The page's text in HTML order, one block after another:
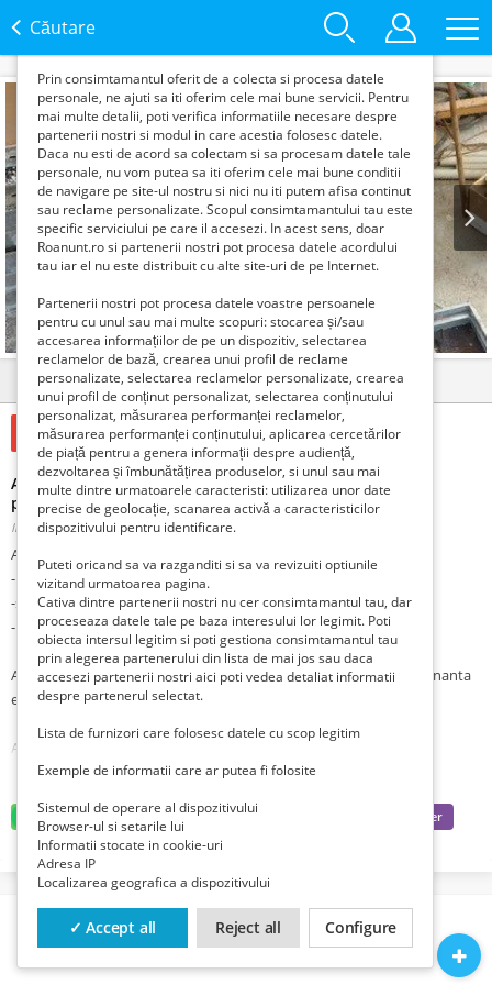
Căutare
Prev Next
1de3
Detalii Contact
11 Lei
Angajam lacatusi mecanici, sudori mig-mag si vig , soferi
profesionisti categoriile C si E.
Ilfov, Mogosoaia, Publicat 4 zile în urmă
Angajam lacatus mecanic
- disciplinat
-seriozitate si atentie deosebita la detalii
-persoana dinamica , activa cu initiativa
Angajam sudori mig-mag si vig pentru confectii metalice si mentenanta
echipamente industriale.
Angajez soferi profesionisti categoriile C, E ,cu experienta .
de tel 0730.023.999
Adresa: Sos. Bucuresti- Targoviste, nr. 201, Mogosoaia, Jud. Ilfov
date sunt folosite pentru analizarea traffic-ului pe site-ul
Prin consimtamantul oferit de a colecta si procesa datele
personale, ne ajuti sa iti oferim cele mai bune servicii. Pentru
mai multe detalii, poti verifica informatiile necesare despre
partenerii nostri si modul in care acestia folosesc datele.
Daca nu esti de acord sa colectam si sa procesam datele tale
personale, nu vom putea sa iti oferim cele mai bune conditii
de navigare pe site-ul nostru si nici nu iti putem afisa continut
sau reclame personalizate. Scopul consimtamantului tau este
specific serviciului pe care il accesezi. In acest sens, doar
Roanunt.ro si partenerii nostri pot procesa datele acordului
tau iar el nu este distribuit cu alte site-uri de pe Internet.
Partenerii nostri pot procesa datele voastre persoanele
pentru cu unul sau mai multe scopuri: stocarea și/sau
accesarea informațiilor de pe un dispozitiv, selectarea
reclamelor de bază, crearea unui profil de reclame
personalizate, selectarea reclamelor personalizate, crearea
unui profil de conținut personalizat, selectarea conținutului
personalizat, măsurarea performanței reclamelor,
măsurarea performanței conținutului, aplicarea cercetărilor
de piață pentru a genera informații despre audiență,
dezvoltarea și îmbunătățirea produselor, si unul sau mai
multe dintre urmatoarele caracteristi: utilizarea unor date
precise de geolocație, scanarea activă a caracteristicilor
dispozitivului pentru identificare.
Puteti oricand sa va razganditi si sa va revizuiti optiunile
vizitand urmatoarea pagina.
Cativa dintre partenerii nostri nu cer consimtamantul tau, dar
proceseaza datele tale pe baza interesului lor legimit. Poti
obiecta intersul legitim si poti gestiona consimtamantul tau
prin alegerea partenerului din lista de mai jos sau daca
accesezi partenerii nostri aici poti vedea detaliat informatii
despre partenerul selectat.
Lista de furnizori care folosesc datele cu scop legitim
Exemple de informatii care ar putea fi folosite
Sistemul de operare al dispozitivului
Browser-ul si setarile lui
Informatii stocate in cookie-uri
Adresa IP
Localizarea geografica a dispozitivului
✓ Accept all Reject all Configure